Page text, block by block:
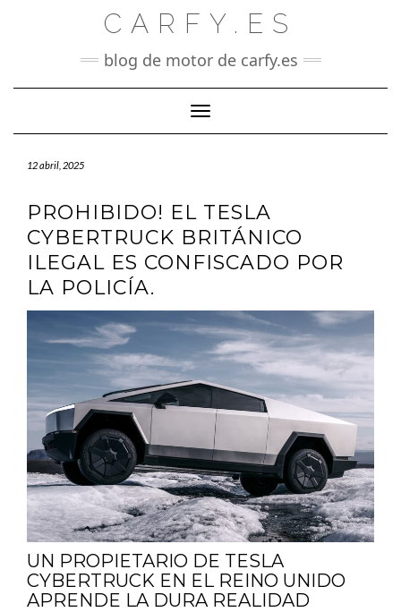
CARFY.ES
blog de motor de carfy.es
Cambiar modo de navegación
12 abril, 2025
PROHIBIDO! EL TESLA
CYBERTRUCK BRITÁNICO
ILEGAL ES CONFISCADO POR
LA POLICÍA.
UN PROPIETARIO DE TESLA
CYBERTRUCK EN EL REINO UNIDO
APRENDE LA DURA REALIDAD